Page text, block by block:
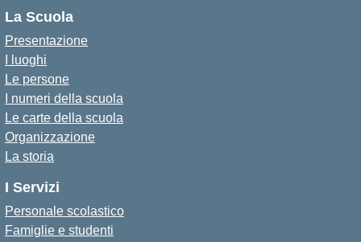
La Scuola
Presentazione
I luoghi
Le persone
I numeri della scuola
Le carte della scuola
Organizzazione
La storia
I Servizi
Personale scolastico
Famiglie e studenti